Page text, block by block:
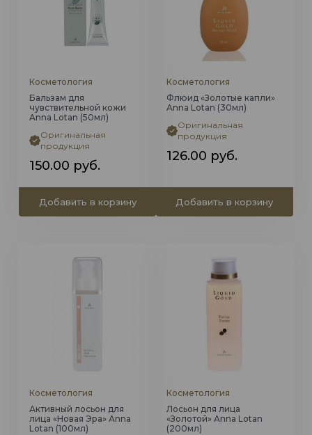
Косметология
Бальзам для
чувствительной кожи
Anna Lotan (50мл)
Оригинальная
продукция
150.00 руб.
Добавить в корзину
Косметология
Флюид «Золотые капли»
Anna Lotan (30мл)
Оригинальная
продукция
126.00 руб.
Добавить в корзину
Косметология
Активный лосьон для
лица «Новая Эра» Anna
Lotan (100мл)
Косметология
Лосьон для лица
«Золотой» Anna Lotan
(200мл)